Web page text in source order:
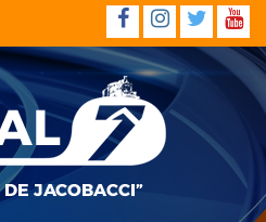
Facebook
Instagram
Twitter